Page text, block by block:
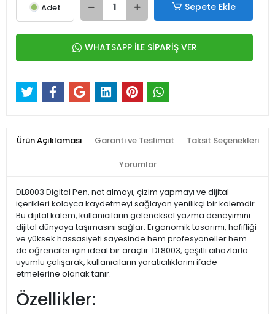
Adet Sepete Ekle
WHATSAPP İLE SİPARİŞ VER
Ürün Açıklaması Garanti ve Teslimat Taksit Seçenekleri
Yorumlar
DL8003 Digital Pen, not almayı, çizim yapmayı ve dijital
içerikleri kolayca kaydetmeyi sağlayan yenilikçi bir kalemdir.
Bu dijital kalem, kullanıcıların geleneksel yazma deneyimini
dijital dünyaya taşımasını sağlar. Ergonomik tasarımı, hafifliği
ve yüksek hassasiyeti sayesinde hem profesyoneller hem
de öğrenciler için ideal bir araçtır. DL8003, çeşitli cihazlarla
uyumlu çalışarak, kullanıcıların yaratıcılıklarını ifade
etmelerine olanak tanır.
Özellikler: